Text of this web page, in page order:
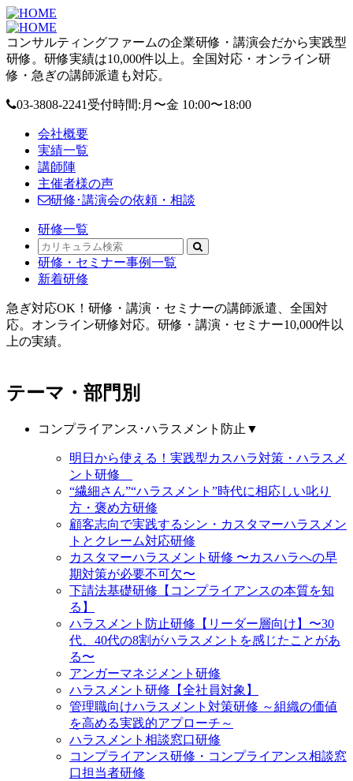
コンサルティングファームの企業研修・講演会だから実践型
研修。研修実績は10,000件以上。全国対応・オンライン研
修・急ぎの講師派遣も対応。
03-3808-2241 受付時間:月〜金 10:00〜18:00
会社概要
実績一覧
講師陣
主催者様の声
研修･講演会の依頼・相談
研修一覧
研修・セミナー事例一覧
新着研修
急ぎ対応OK！研修・講演・セミナーの講師派遣、全国対
応。オンライン研修対応。研修・講演・セミナー10,000件以
上の実績。
テーマ・部門別
コンプライアンス･ハラスメント防止 ▼
明日から使える！実践型カスハラ対策・ハラスメ
ント研修
“繊細さん”“ハラスメント”時代に相応しい叱り
方・褒め方研修
顧客志向で実践するシン・カスタマーハラスメン
トとクレーム対応研修
カスタマーハラスメント研修 〜カスハラへの早
期対策が必要不可欠〜
下請法基礎研修【コンプライアンスの本質を知
る】
ハラスメント防止研修【リーダー層向け】〜30
代、40代の8割がハラスメントを感じたことがあ
る〜
アンガーマネジメント研修
ハラスメント研修【全社員対象】
管理職向けハラスメント対策研修 ～組織の価値
を高める実践的アプローチ～
ハラスメント相談窓口研修
コンプライアンス研修・コンプライアンス相談窓
口担当者研修